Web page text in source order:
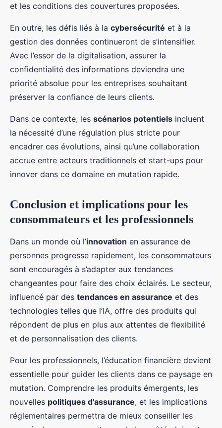
et les conditions des couvertures proposées.
En outre, les défis liés à la cybersécurité et à la
gestion des données continueront de s’intensifier.
Avec l’essor de la digitalisation, assurer la
confidentialité des informations deviendra une
priorité absolue pour les entreprises souhaitant
préserver la confiance de leurs clients.
Dans ce contexte, les scénarios potentiels incluent
la nécessité d’une régulation plus stricte pour
encadrer ces évolutions, ainsi qu’une collaboration
accrue entre acteurs traditionnels et start-ups pour
innover dans ce domaine en mutation rapide.
Conclusion et implications pour les
consommateurs et les professionnels
Dans un monde où l’innovation en assurance de
personnes progresse rapidement, les consommateurs
sont encouragés à s’adapter aux tendances
changeantes pour faire des choix éclairés. Le secteur,
influencé par des tendances en assurance et des
technologies telles que l’IA, offre des produits qui
répondent de plus en plus aux attentes de flexibilité
et de personnalisation des clients.
Pour les professionnels, l’éducation financière devient
essentielle pour guider les clients dans ce paysage en
mutation. Comprendre les produits émergents, les
nouvelles politiques d’assurance, et les implications
réglementaires permettra de mieux conseiller les